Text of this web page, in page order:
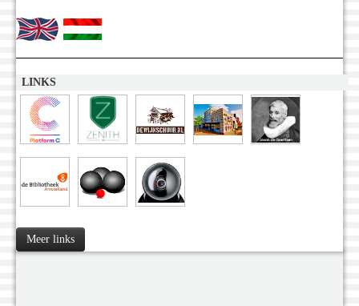
LINKS
Meer links